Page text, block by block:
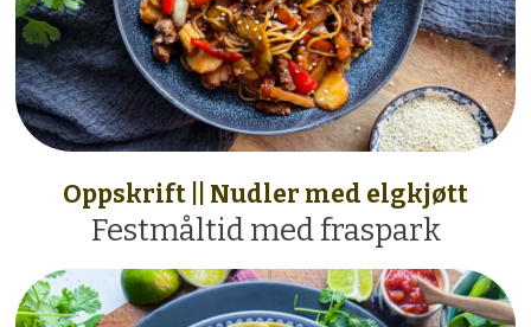
Oppskrift || Nudler med elgkjøtt
Festmåltid med fraspark